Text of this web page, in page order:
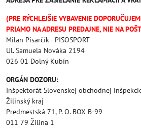
(PRE RÝCHLEJŠIE VYBAVENIE
PRIAMO NA ADRESU PREDAJNE, NIE NA
Milan Pisarčík - PISOSPORT
Ul. Samuela Nováka 2194
026 01 Dolný Kubín
ORGÁN DOZORU:
Inšpektorát Slovenskej obchodnej
Žilinský kraj
Predmestská 71, P. O. BOX B-99
011 79 Žilina 1